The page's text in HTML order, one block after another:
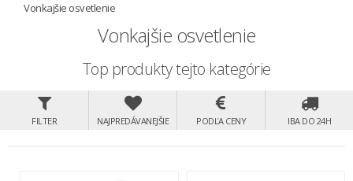
Vonkajšie osvetlenie
Vonkajšie osvetlenie
Top produkty tejto kategórie
FILTER NAJPREDÁVANEJŠIE PODĽA CENY IBA DO 24H